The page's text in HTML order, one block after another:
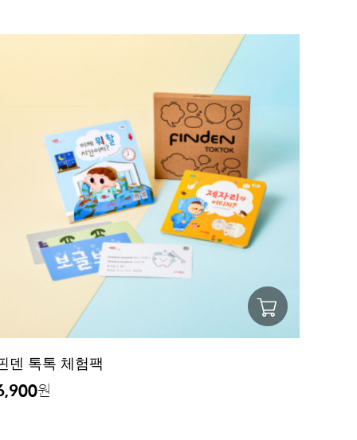
덴 톡톡 체험팩
원